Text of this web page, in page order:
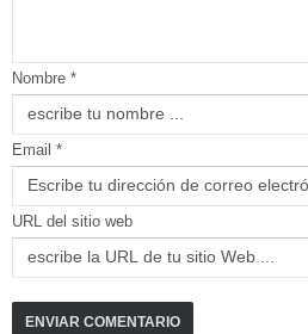
Nombre *
Email *
URL del sitio web